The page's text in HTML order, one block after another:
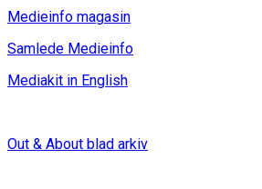
Medieinfo magasin
Samlede Medieinfo
Mediakit in English
Out & About blad arkiv